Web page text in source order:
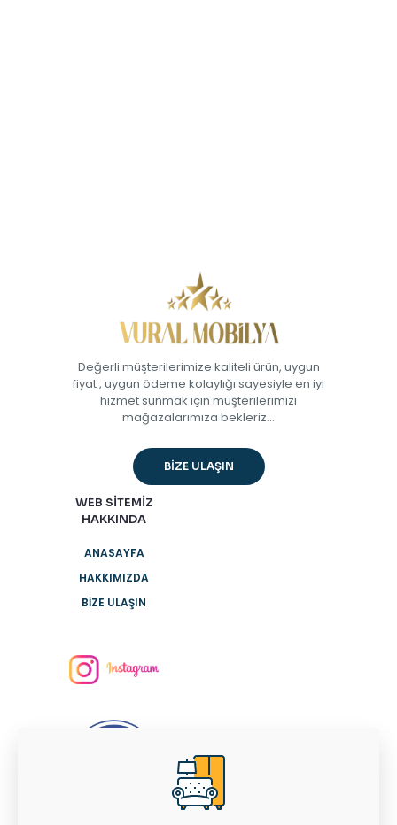
Değerli müşterilerimize kaliteli ürün, uygun
fiyat , uygun ödeme kolaylığı sayesiyle en iyi
hizmet sunmak için müşterilerimizi
mağazalarımıza bekleriz...
BİZE ULAŞIN
WEB SİTEMİZ
HAKKINDA
ANASAYFA
HAKKIMIZDA
BİZE ULAŞIN